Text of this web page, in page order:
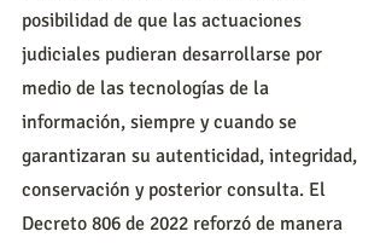
posibilidad de que las actuaciones
judiciales pudieran desarrollarse por
medio de las tecnologías de la
información, siempre y cuando se
garantizaran su autenticidad, integridad,
conservación y posterior consulta. El
Decreto 806 de 2022 reforzó de manera